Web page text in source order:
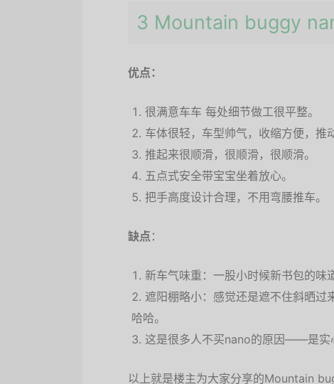
3 Mountain buggy
优点：
很满意车车 每处细节做工很平整。
车体很轻，车型帅气，收缩方便，推
推起来很顺滑，很顺滑，很顺滑。
五点式安全带宝宝坐着放心。
把手高度设计合理，不用弯腰推车。
缺点 ：
新车气味重：一股小时候新书包的味
遮阳棚略小：感觉还是遮不住斜晒过
哈哈。
这是很多人不买nano的原因——是实
以上就是楼主为大家分享的Mountain